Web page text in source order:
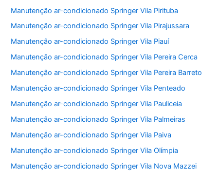
Manutenção ar-condicionado Springer Vila Pirituba
Manutenção ar-condicionado Springer Vila Pirajussara
Manutenção ar-condicionado Springer Vila Piauí
Manutenção ar-condicionado Springer Vila Pereira Cerca
Manutenção ar-condicionado Springer Vila Pereira Barreto
Manutenção ar-condicionado Springer Vila Penteado
Manutenção ar-condicionado Springer Vila Pauliceia
Manutenção ar-condicionado Springer Vila Palmeiras
Manutenção ar-condicionado Springer Vila Paiva
Manutenção ar-condicionado Springer Vila Olímpia
Manutenção ar-condicionado Springer Vila Nova Mazzei